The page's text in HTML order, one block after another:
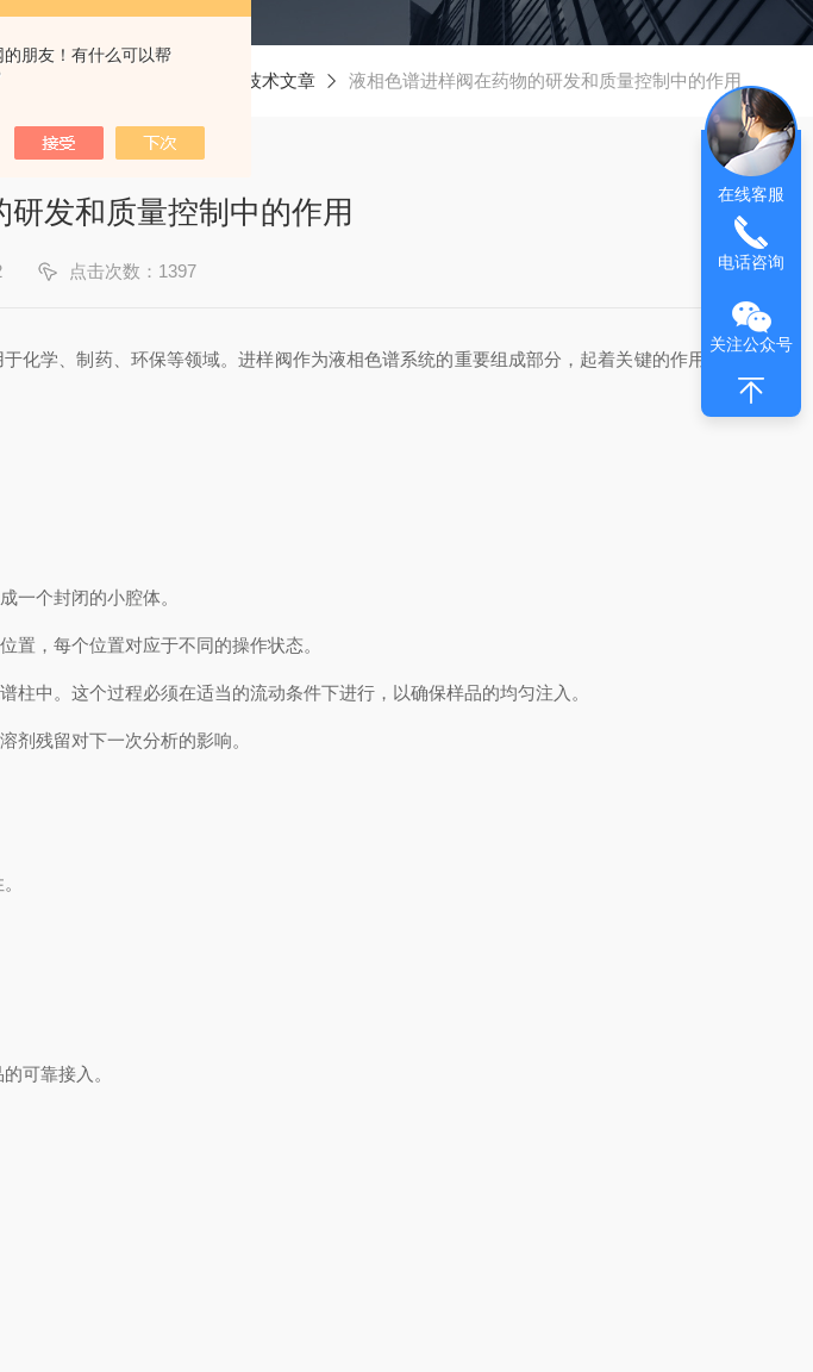
的朋友！有什么可以帮
技术文章 液相色谱进样阀在药物的研发和质量控制中的作用
发和质量控制中的作用
点击次数：1397
学、制药、环保等领域。进样阀作为液相色谱系统的重要组成部分，起着关键的作用，其
个封闭的小腔体。
，每个位置对应于不同的操作状态。
中。这个过程必须在适当的流动条件下进行，以确保样品的均匀注入。
残留对下一次分析的影响。
可靠接入。
在线客服
电话咨询
关注公众号